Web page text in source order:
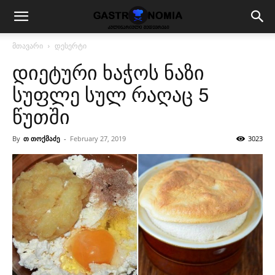
მთავარი დესერტი
დიეტური ხაჭოს ნაზი
სუფლე სულ რაღაც 5
წუთში
By თ თოქმაძე - February 27, 2019 3023